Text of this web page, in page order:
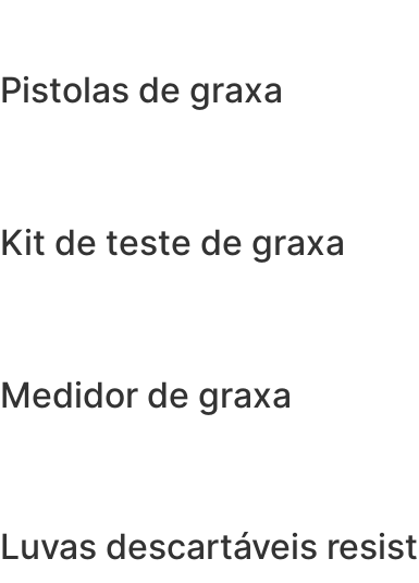
Pistolas de graxa
Kit de teste de graxa
Medidor de graxa
Luvas descartáveis